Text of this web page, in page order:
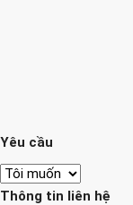
Yêu cầu
Thông tin liên hệ